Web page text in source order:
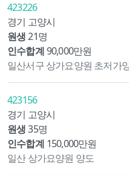
423226
경기 고양시
원생 21명
인수합계90,000만원
일산서구 상가요양원 초저가
423156
경기 고양시
원생 35명
인수합계 150,000만원
일산 상가요양원 양도